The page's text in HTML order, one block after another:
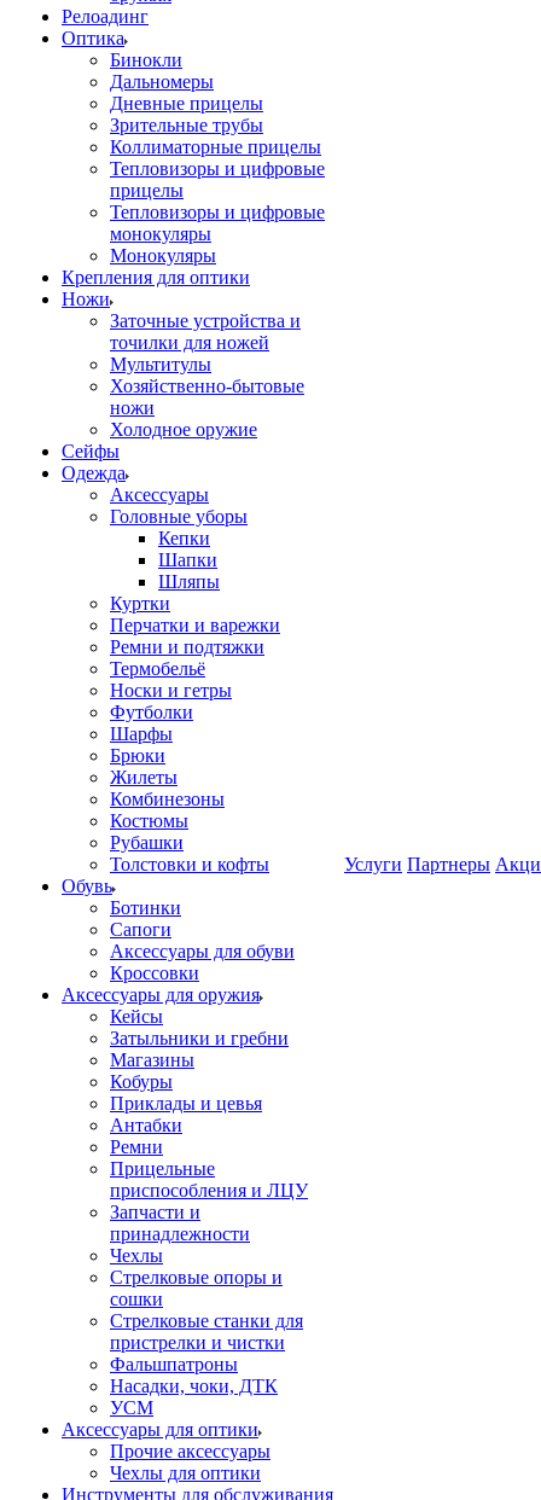
Релоадинг
Оптика
Бинокли
Дальномеры
Дневные прицелы
Зрительные трубы
Коллиматорные прицелы
Тепловизоры и цифровые
прицелы
Тепловизоры и цифровые
монокуляры
Монокуляры
Крепления для оптики
Ножи
Заточные устройства и
точилки для ножей
Мультитулы
Хозяйственно-бытовые
ножи
Холодное оружие
Сейфы
Одежда
Аксессуары
Головные уборы
Кепки
Шапки
Шляпы
Куртки
Перчатки и варежки
Ремни и подтяжки
Термобельё
Носки и гетры
Футболки
Шарфы
Брюки
Жилеты
Комбинезоны
Костюмы
Рубашки
Толстовки и кофты
Обувь
Ботинки
Сапоги
Аксессуары для обуви
Кроссовки
Аксессуары для оружия
Кейсы
Затыльники и гребни
Магазины
Кобуры
Приклады и цевья
Антабки
Ремни
Прицельные
приспособления и ЛЦУ
Запчасти и
принадлежности
Чехлы
Стрелковые опоры и
сошки
Стрелковые станки для
пристрелки и чистки
Фальшпатроны
Насадки, чоки, ДТК
УСМ
Аксессуары для оптики
Прочие аксессуары
Чехлы для оптики
Инструменты для обслуживания
Услуги Партнеры